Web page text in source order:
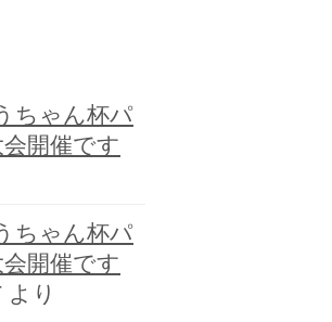
ちゃん杯パ
開催です
ちゃん杯パ
開催です
より